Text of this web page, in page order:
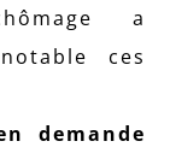
a
ces
demande